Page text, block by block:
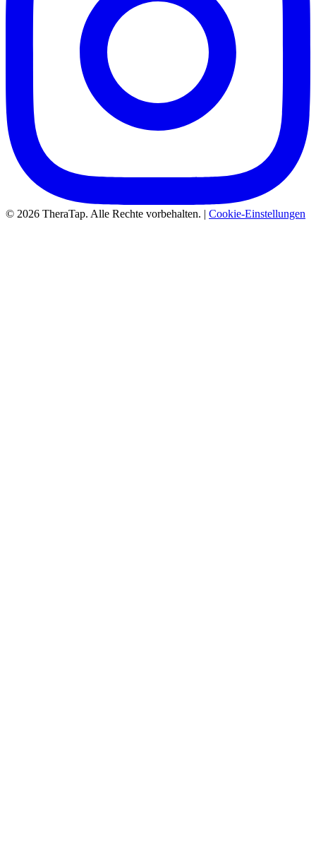
© 2026 TheraTap. Alle Rechte vorbehalten. | Cookie-Einstellungen